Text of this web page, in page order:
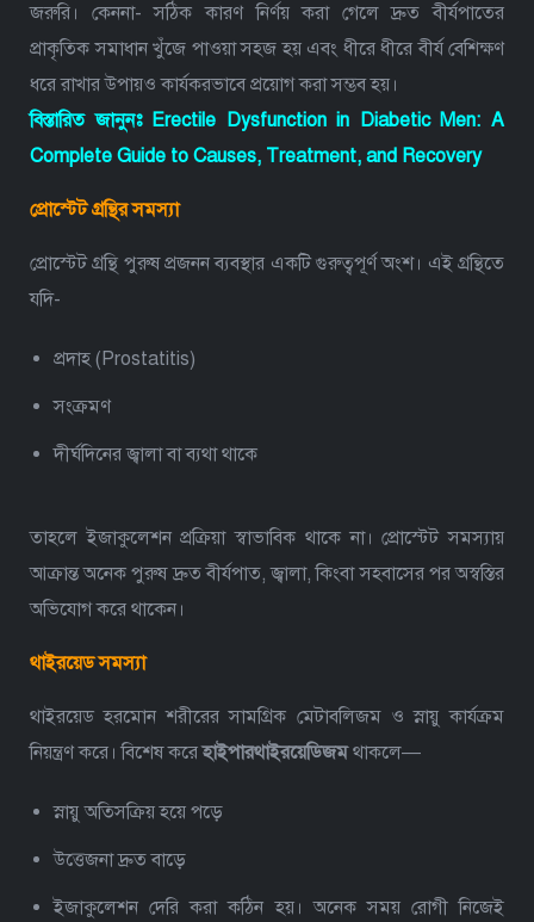
জরুরি। কেননা- সঠিক কারণ নির্ণয় করা গেলে দ্রুত বীর্যপাতের
প্রাকৃতিক সমাধান খুঁজে পাওয়া সহজ হয় এবং ধীরে ধীরে বীর্য বেশিক্ষণ
ধরে রাখার উপায়ও কার্যকরভাবে প্রয়োগ করা সম্ভব হয়।
বিস্তারিত জানুনঃ Erectile Dysfunction in Diabetic Men: A
Complete Guide to Causes, Treatment, and Recovery
প্রোস্টেট গ্রন্থির সমস্যা
প্রোস্টেট গ্রন্থি পুরুষ প্রজনন ব্যবস্থার একটি গুরুত্বপূর্ণ অংশ। এই গ্রন্থিতে
যদি-
প্রদাহ (Prostatitis)
সংক্রমণ
দীর্ঘদিনের জ্বালা বা ব্যথা থাকে
তাহলে ইজাকুলেশন প্রক্রিয়া স্বাভাবিক থাকে না।প্রোস্টেট সমস্যায়
আক্রান্ত অনেক পুরুষ দ্রুত বীর্যপাত, জ্বালা, কিংবা সহবাসের পর অস্বস্তির
অভিযোগ করে থাকেন।
থাইরয়েড সমস্যা
থাইরয়েড হরমোন শরীরের সামগ্রিক মেটাবলিজম ও স্নায়ু কার্যক্রম
নিয়ন্ত্রণ করে। বিশেষ করেহাইপারথাইরয়েডিজমথাকলে—
স্নায়ু অতিসক্রিয় হয়ে পড়ে
উত্তেজনা দ্রুত বাড়ে
ইজাকুলেশন দেরি করা কঠিন হয়।অনেক সময় রোগী নিজেই